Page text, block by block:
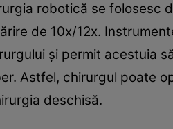
robotică se folosesc
de 10x/12x.
şi permit acestuia
Astfel, chirurgul poate
deschisă.